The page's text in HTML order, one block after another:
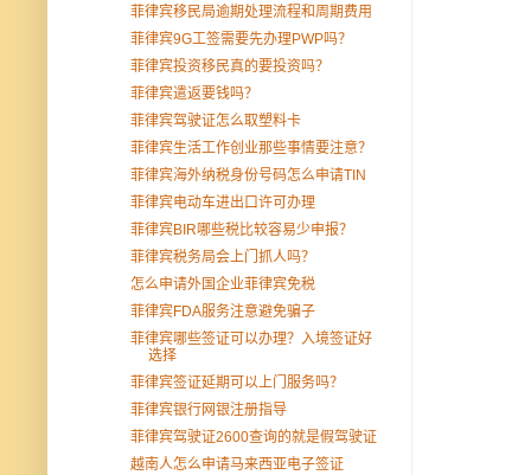
菲律宾移民局逾期处理流程和周期费用
菲律宾9G工签需要先办理PWP吗？
菲律宾投资移民真的要投资吗？
菲律宾遣返要钱吗？
菲律宾驾驶证怎么取塑料卡
菲律宾生活工作创业那些事情要注意？
菲律宾海外纳税身份号码怎么申请TIN
菲律宾电动车进出口许可办理
菲律宾BIR哪些税比较容易少申报？
菲律宾税务局会上门抓人吗？
怎么申请外国企业菲律宾免税
菲律宾FDA服务注意避免骗子
菲律宾哪些签证可以办理？入境签证好
选择
菲律宾签证延期可以上门服务吗？
菲律宾银行网银注册指导
菲律宾驾驶证2600查询的就是假驾驶证
越南人怎么申请马来西亚电子签证